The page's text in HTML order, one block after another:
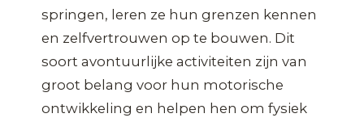
springen, leren ze hun grenzen kennen
en zelfvertrouwen op te bouwen. Dit
soort avontuurlijke activiteiten zijn van
groot belang voor hun motorische
ontwikkeling en helpen hen om fysiek